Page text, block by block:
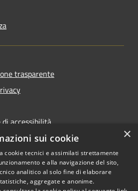
trasparente
accessibilità
Copyright © 2026 • Comune di
×
sui cookie
cookie tecnici e assimilati strettamente
e alla navigazione del sito,
analitico al solo fine di elaborare
aggregate e anonime.